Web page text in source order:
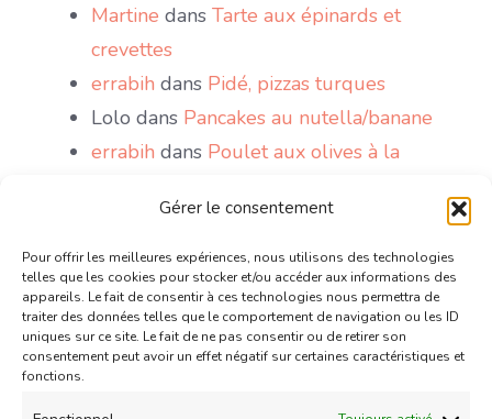
Gérer le consentement
Pour offrir les meilleures expériences, nous utilisons des technologies
telles que les cookies pour stocker et/ou accéder aux informations des
appareils. Le fait de consentir à ces technologies nous permettra de
traiter des données telles que le comportement de navigation ou les ID
uniques sur ce site. Le fait de ne pas consentir ou de retirer son
consentement peut avoir un effet négatif sur certaines caractéristiques et
fonctions.
Martine dans Tarte aux épinards et
crevettes
errabih dans Pidé, pizzas turques
Lolo dans Pancakes au nutella/banane
errabih dans Poulet aux olives à la
dansLe Mont Blanc, gâteau antillais
wattootedansGaufres comme à la fête
foraine
ChrisdansMini tartelettes aux chocolat
et confiture de lait caramélisé